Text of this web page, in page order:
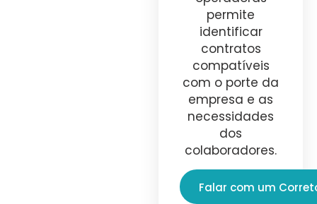
permite
identificar
contratos
compatíveis
com o porte da
empresa e as
necessidades
dos
colaboradores.
Falar com um